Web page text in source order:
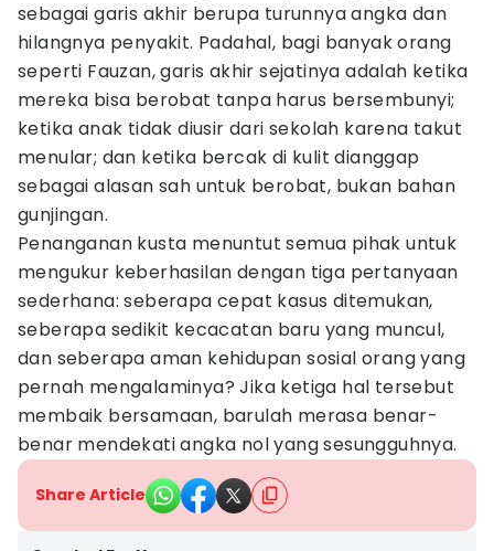
sebagai garis akhir berupa turunnya angka dan
hilangnya penyakit. Padahal, bagi banyak orang
seperti Fauzan, garis akhir sejatinya adalah ketika
mereka bisa berobat tanpa harus bersembunyi;
ketika anak tidak diusir dari sekolah karena takut
menular; dan ketika bercak di kulit dianggap
sebagai alasan sah untuk berobat, bukan bahan
gunjingan.
Penanganan kusta menuntut semua pihak untuk
mengukur keberhasilan dengan tiga pertanyaan
sederhana: seberapa cepat kasus ditemukan,
seberapa sedikit kecacatan baru yang muncul,
dan seberapa aman kehidupan sosial orang yang
pernah mengalaminya? Jika ketiga hal tersebut
membaik bersamaan, barulah merasa benar-
benar mendekati angka nol yang sesungguhnya.
Share Article